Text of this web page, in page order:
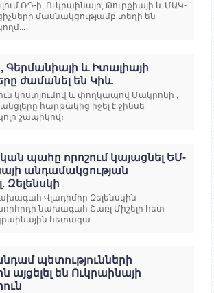
ՌԴ-ի, Ուկրաինայի, Թուրքիայի և ՄԱԿ-
մասնակցությամբ տեղի են
Գերմանիայի և Իտալիայի
ժամանել են Կիև
կոստյումով և փողկապով Մակրոնի ,
հարթակից իջել է ջինսե
շապիկով։
պահը որոշում կայացնել ԵՄ-
անդամակցության
Զելենսկի
Վլադիմիր Զելենսկին
նախագահ Շառլ Միշելի հետ
հետագա...
պետությունների
այցելել են Ուկրաինայի